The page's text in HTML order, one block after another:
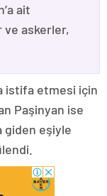
ait
askerler,
istifa etmesi için
Paşinyan ise
giden eşiyle